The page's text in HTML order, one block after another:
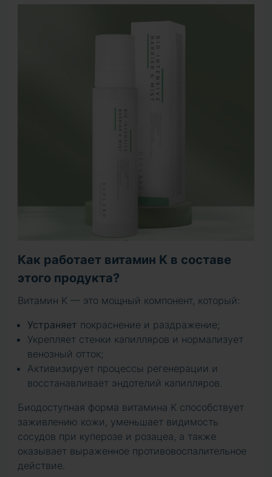
Как работает витамин K в составе
этого продукта?
Витамин K — это мощный компонент, который:
Устраняет покраснение и раздражение;
Укрепляет стенки капилляров и нормализует
венозный отток;
Активизирует процессы регенерации и
восстанавливает эндотелий капилляров.
Биодоступная форма витамина K способствует
заживлению кожи, уменьшает видимость
сосудов при куперозе и розацеа, а также
оказывает выраженное противовоспалительное
действие.